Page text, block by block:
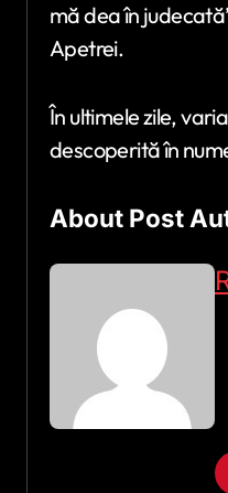
mă dea în
Apetrei.
În ultimele zile,
descoperită în
About Post